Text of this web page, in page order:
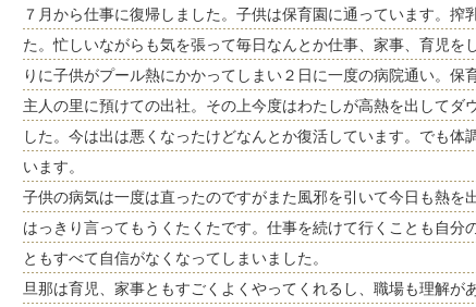
７月から仕事に復帰しました。子供は保育園に通っています。搾
た。忙しいながらも気を張って毎日なんとか仕事、家事、育児を
りに子供がプール熱にかかってしまい２日に一度の病院通い。保
主人の里に預けての出社。その上今度はわたしが高熱を出してダ
した。今は出は悪くなったけどなんとか復活しています。でも体
います。
子供の病気は一度は直ったのですがまた風邪を引いて今日も熱を
はっきり言ってもうくたくたです。仕事を続けて行くことも自分
ともすべて自信がなくなってしまいました。
旦那は育児、家事ともすごくよくやってくれるし、職場も理解が